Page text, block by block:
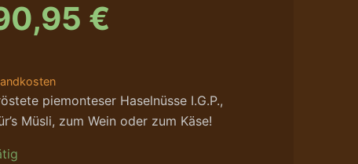
€
piemonteser Haselnüsse I.G.P.,
Müsli, zum Wein oder zum Käse!